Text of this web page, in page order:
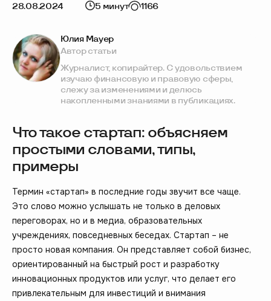
28.08.2024 5 минут 1166
Что такое стартап: объясняем
простыми словами, типы,
примеры
Термин «стартап» в последние годы звучит все чаще.
Это слово можно услышать не только в деловых
переговорах, но и в медиа, образовательных
учреждениях, повседневных беседах. Стартап – не
просто новая компания. Он представляет собой бизнес,
ориентированный на быстрый рост и разработку
инновационных продуктов или услуг, что делает его
привлекательным для инвестиций и внимания
Юлия Мауер
Автор статьи
Журналист, копирайтер. С удовольствием
изучаю финансовую и правовую сферы,
слежу за изменениями и делюсь
накопленными знаниями в публикациях.